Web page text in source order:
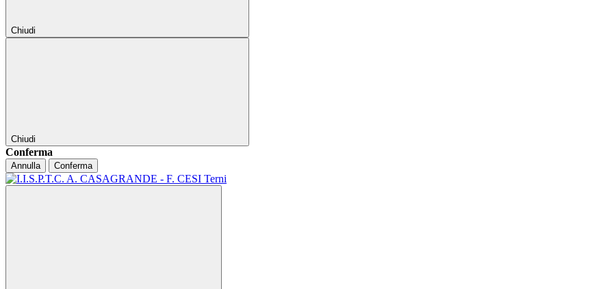
Chiudi
Chiudi
Conferma
Annulla Conferma